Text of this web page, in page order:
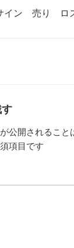
イン 売り ロ
公開されること
項目です